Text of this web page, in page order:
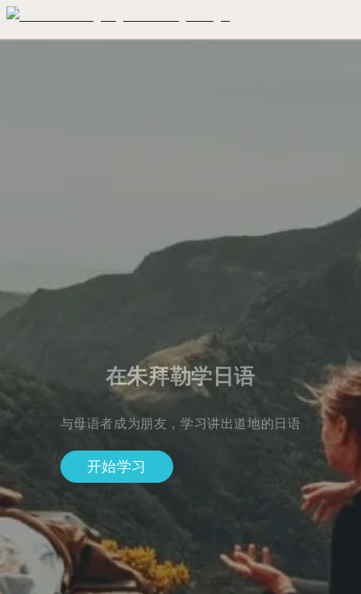
在朱拜勒学日语
与母语者成为朋友，学习讲出道地的日语
开始学习